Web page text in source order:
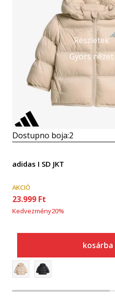
Részletek
Gyors nézet
Dostupno boja:2
adidas I SD JKT
AKCIÓ
23.999 Ft
Kedvezmény20%
kosárba